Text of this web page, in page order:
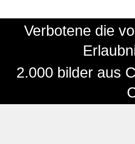
Verbotene die
2.000 bilder aus